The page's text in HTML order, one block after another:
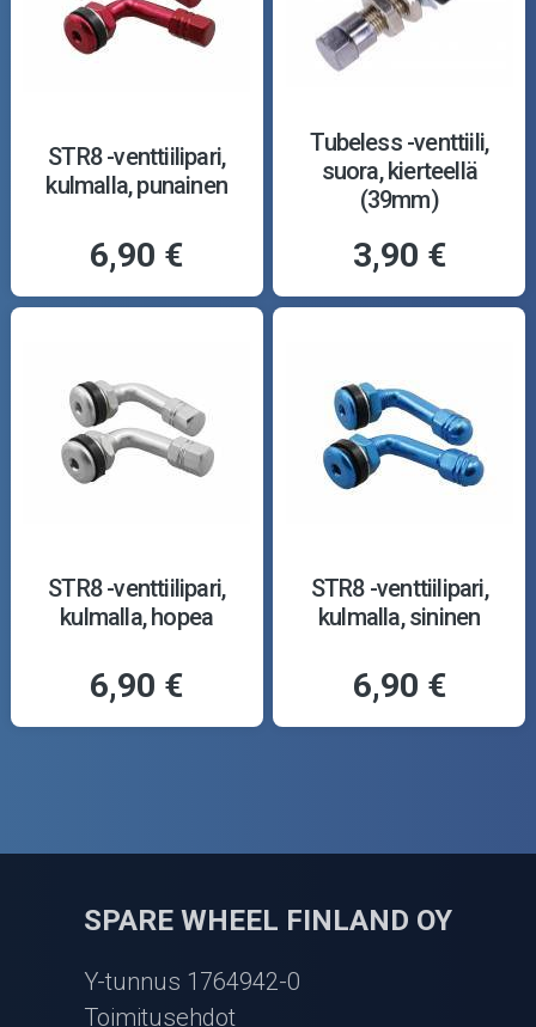
STR8 -venttiilipari,
kulmalla, punainen
6,90 €
Tubeless -venttiili,
suora, kierteellä
(39mm)
3,90 €
STR8 -venttiilipari,
kulmalla, hopea
6,90 €
STR8 -venttiilipari,
kulmalla, sininen
6,90 €
SPARE WHEEL FINLAND OY
Y-tunnus 1764942-0
Toimitusehdot